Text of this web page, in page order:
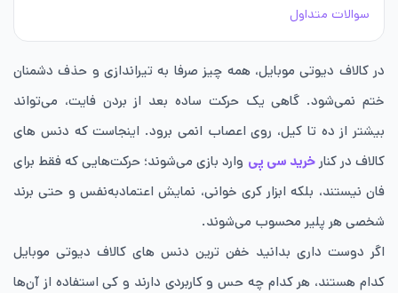
سوالات متداول
در کالاف دیوتی موبایل، همه چیز صرفا به تیراندازی و حذف دشمنان
ختم نمی‌شود. گاهی یک حرکت ساده بعد از بردن فایت، می‌تواند
بیشتر از ده تا کیل، روی اعصاب انمی برود. اینجاست که دنس های
کالاف در کنارخرید سی پی وارد بازی می‌شوند؛ حرکت‌هایی که فقط برای
فان نیستند، بلکه ابزار کری خوانی، نمایش اعتمادبه‌نفس و حتی برند
شخصی هر پلیر محسوب می‌شوند.
اگر دوست داری بدانید خفن ترین دنس های کالاف دیوتی موبایل
کدام هستند، هر کدام چه حس و کاربردی دارند و کی استفاده از آن‌ها